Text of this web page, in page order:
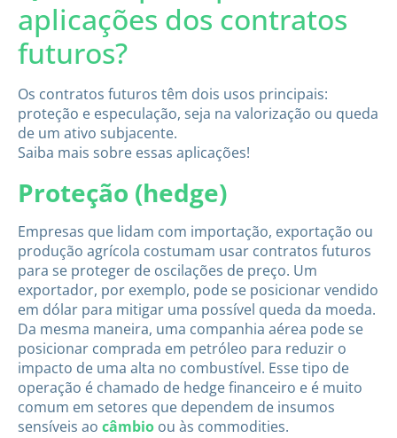
aplicações dos contratos
futuros?
Os contratos futuros têm dois usos principais:
proteção e especulação, seja na valorização ou queda
de um ativo subjacente.
Saiba mais sobre essas aplicações!
Proteção (hedge)
Empresas que lidam com importação, exportação ou
produção agrícola costumam usar contratos futuros
para se proteger de oscilações de preço. Um
exportador, por exemplo, pode se posicionar vendido
em dólar para mitigar uma possível queda da moeda.
Da mesma maneira, uma companhia aérea pode se
posicionar comprada em petróleo para reduzir o
impacto de uma alta no combustível. Esse tipo de
operação é chamado de hedge financeiro e é muito
comum em setores que dependem de insumos
sensíveis ao câmbio ou às commodities.